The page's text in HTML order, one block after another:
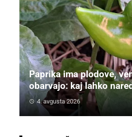
Paprika ima plodove,
obarvajo: kaj lahko
4. avgusta 2026